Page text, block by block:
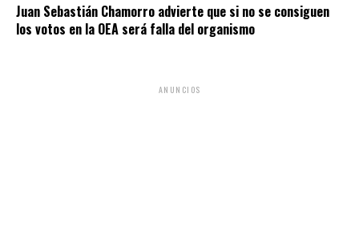
Juan Sebastián Chamorro advierte que si no se consiguen
los votos en la OEA será falla del organismo
ANUNCIOS